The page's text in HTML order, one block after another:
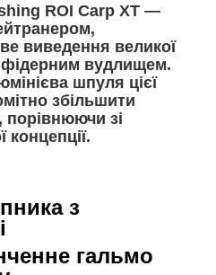
ROI Carp XT —
виведення великої
вудлищем.
шпуля цієї
збільшити
порівнюючи зі
концепції.
з
гальмо